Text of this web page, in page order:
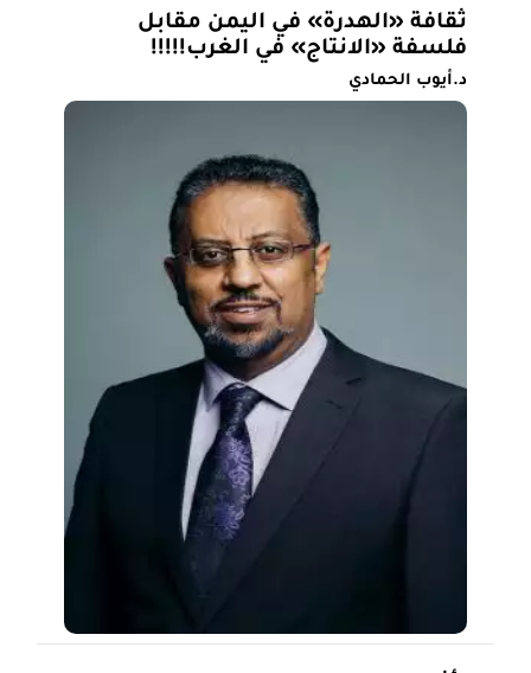
ثقافة «الهدرة» في اليمن مقابل
فلسفة «الانتاج» في الغرب!!!!!
د.أيوب الحمادي